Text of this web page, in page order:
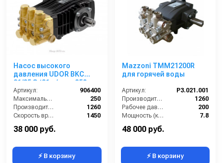
Насос высокого
давления UDOR BKC
21/25 S (21 л/мин, 250
бар)
Артикул:
906400
Максимальное давление (бар):
250
Производительность (л/ч):
1260
Скорость вращения (об/мин):
1450
Мощность (кВт):
38 000 руб.
⚡ В корзину
Mazzoni TMM21200R
для горячей воды
Артикул:
P3.021.001
Производительность (л/ч):
1260
Рабочее давление (бар):
200
Мощность (кВт):
7.8
48 000 руб.
⚡ В корзину